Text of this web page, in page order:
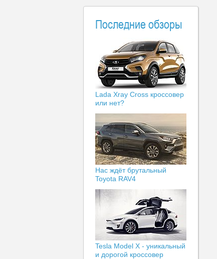
Последние обзоры
Lada Xray Cross кроссовер
или нет?
Нас ждёт брутальный
Toyota RAV4
Tesla Model X - уникальный
и дорогой кроссовер